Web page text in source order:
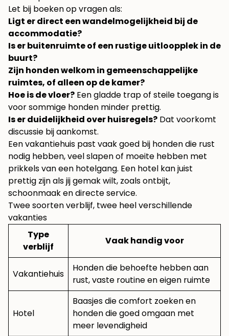
Let bij boeken op vragen als:
Ligt er direct een wandelmogelijkheid bij de
accommodatie?
Is er buitenruimte of een rustige uitloopplek in de
buurt?
Zijn honden welkom in gemeenschappelijke
ruimtes, of alleen op de kamer?
Hoe is de vloer? Een gladde trap of steile toegang is
voor sommige honden minder prettig.
Is er duidelijkheid over huisregels? Dat voorkomt
discussie bij aankomst.
Een vakantiehuis past vaak goed bij honden die rust
nodig hebben, veel slapen of moeite hebben met
prikkels van een hotelgang. Een hotel kan juist
prettig zijn als jij gemak wilt, zoals ontbijt,
schoonmaak en directe service.
Twee soorten verblijf, twee heel verschillende
vakanties
Type
verblijf
Vaak handig voor
Vakantiehuis
Honden die behoefte hebben aan
rust, vaste routine en eigen ruimte
Hotel
Baasjes die comfort zoeken en
honden die goed omgaan met
meer levendigheid